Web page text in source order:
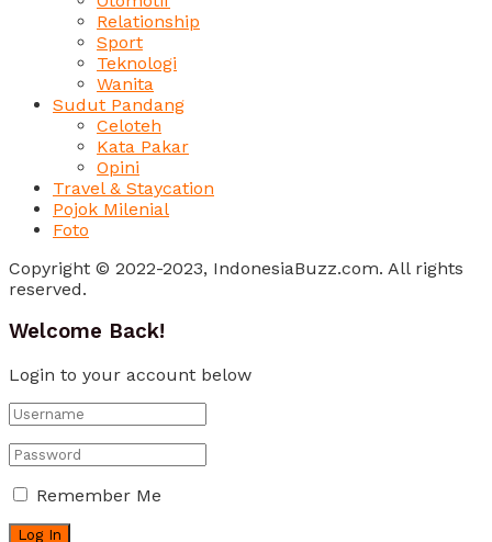
Relationship
Sport
Teknologi
Wanita
Sudut Pandang
Celoteh
Kata Pakar
Opini
Travel & Staycation
Pojok Milenial
Foto
Copyright © 2022-2023, IndonesiaBuzz.com. All rights
reserved.
Welcome Back!
Login to your account below
Remember Me